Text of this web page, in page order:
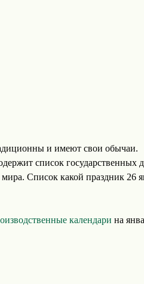
и имеют свои обычаи.
список государственных
Список какой праздник 26
календари на